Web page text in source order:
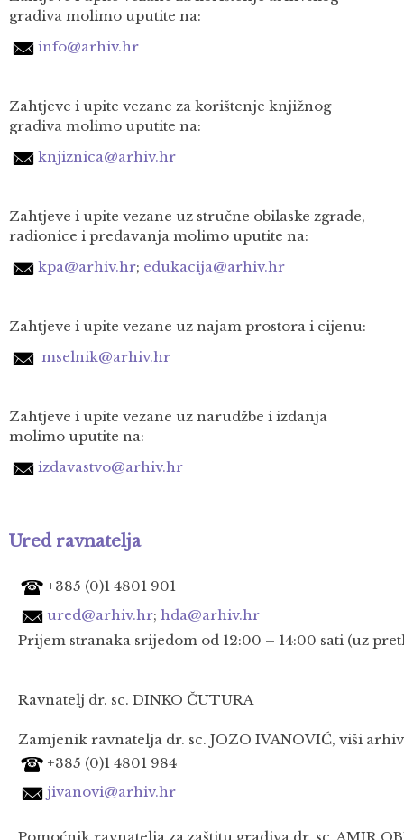
gradiva molimo uputite na:
info@arhiv.hr
Zahtjeve i upite vezane za korištenje knjižnog
gradiva molimo uputite na:
knjiznica@arhiv.hr
Zahtjeve i upite vezane uz stručne obilaske zgrade,
radionice i predavanja molimo uputite na:
kpa@arhiv.hr; edukacija@arhiv.hr
Zahtjeve i upite vezane uz najam prostora i cijenu:
mselnik@arhiv.hr
Zahtjeve i upite vezane uz narudžbe i izdanja
molimo uputite na:
izdavastvo@arhiv.hr
Ured ravnatelja
+385 (0)1 4801 901
ured@arhiv.hr; hda@arhiv.hr
Prijem stranaka srijedom od 12:00 – 14:00 sati (uz
Ravnatelj dr. sc. DINKO ČUTURA
Zamjenik ravnatelja dr. sc. JOZO IVANOVIĆ, viši
+385 (0)1 4801 984
jivanovi@arhiv.hr